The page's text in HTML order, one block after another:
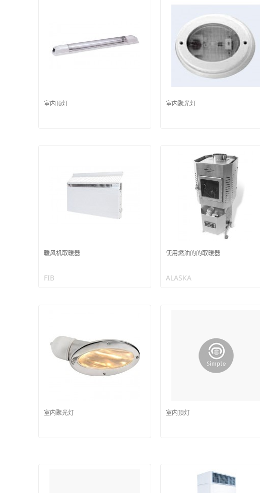
室内顶灯 室内聚光灯
暖风机取暖器
FIB
使用燃油的的取暖器
ALASKA
室内聚光灯 室内顶灯